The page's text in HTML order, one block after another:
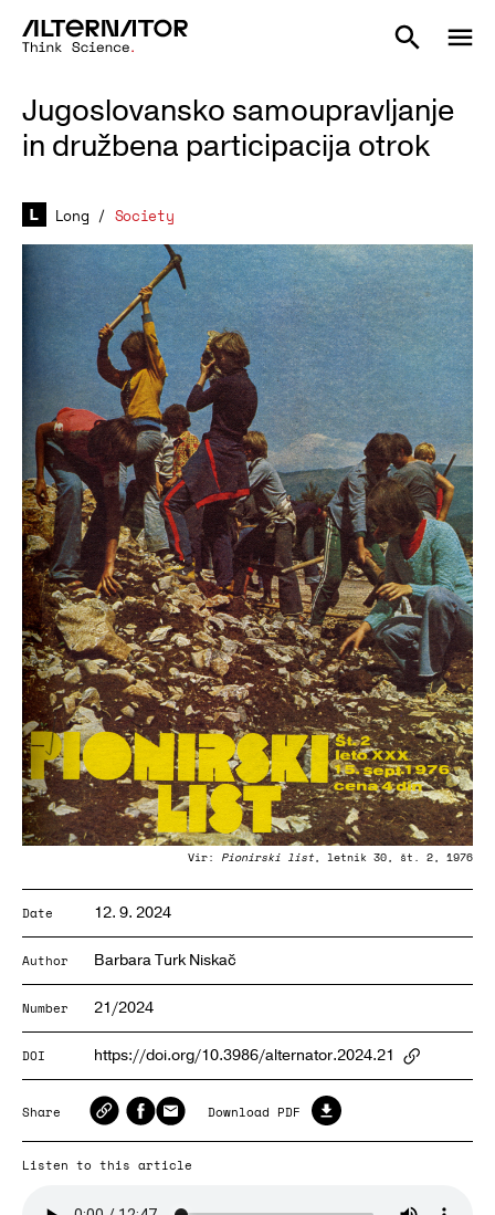
Jugoslovansko samoupravljanje
in družbena participacija otrok
Long / Society
Vir: Pionirski list, letnik 30, št. 2, 1976
Date 12. 9. 2024
Author Barbara Turk Niskač
Number 21/2024
DOI https://doi.org/10.3986/alternator.2024.21
Share Download PDF
Listen to this article